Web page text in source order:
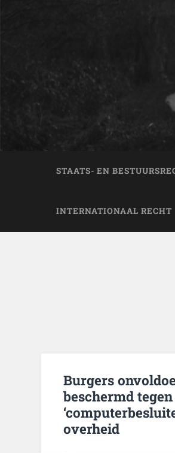
STAATS- EN
INTERNATIONAAL RECHT
Burgers
beschermd tegen
overheid